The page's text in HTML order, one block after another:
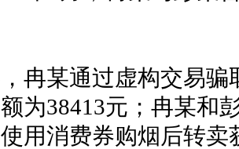
某通过虚构交易骗
为38413元；冉某和
用消费券购烟后转